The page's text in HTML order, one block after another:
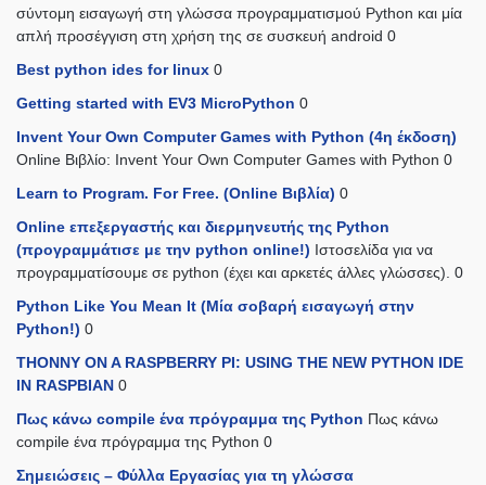
σύντομη εισαγωγή στη γλώσσα προγραμματισμού Python και μία
απλή προσέγγιση στη χρήση της σε συσκευή android 0
Best python ides for linux 0
Getting started with EV3 MicroPython 0
Invent Your Own Computer Games with Python (4η έκδοση)
Online Βιβλίο: Invent Your Own Computer Games with Python 0
Learn to Program. For Free. (Online Βιβλία) 0
Online επεξεργαστής και διερμηνευτής της Python
(προγραμμάτισε με την python online!) Ιστοσελίδα για να
προγραμματίσουμε σε python (έχει και αρκετές άλλες γλώσσες). 0
Python Like You Mean It (Mία σοβαρή εισαγωγή στην
Python!) 0
THONNY ON A RASPBERRY PI: USING THE NEW PYTHON IDE
IN RASPBIAN 0
Πως κάνω compile ένα πρόγραμμα της Python Πως κάνω
compile ένα πρόγραμμα της Python 0
Σημειώσεις – Φύλλα Εργασίας για τη γλώσσα